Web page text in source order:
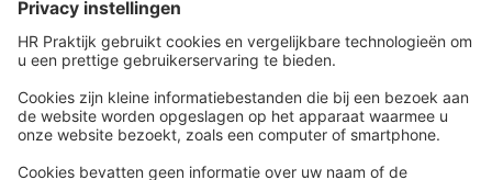
Snel naar
Nieuws
Whitepapers
Webinars
Meer
HR Academy
HR Podcast
CHRO